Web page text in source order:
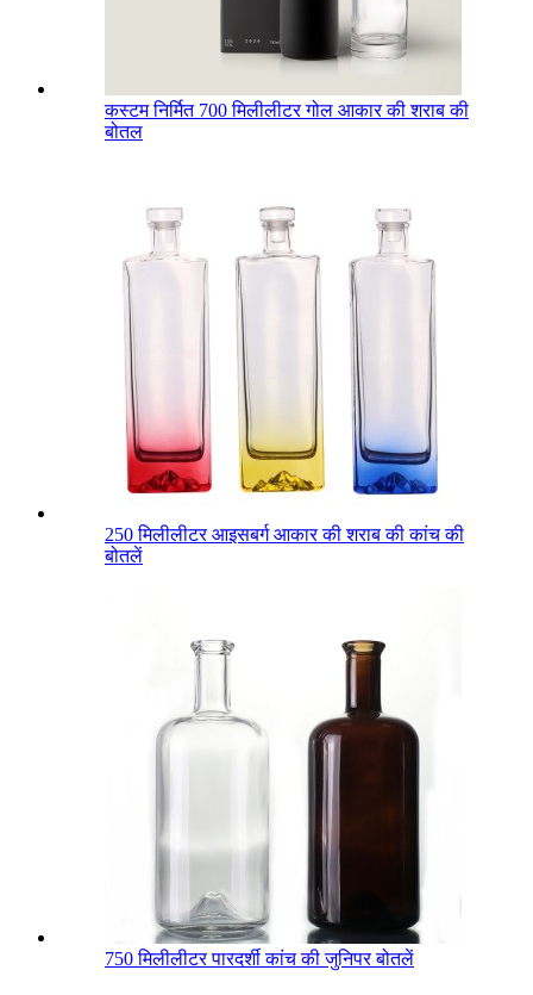
कस्टम निर्मित 700 मिलीलीटर गोल आकार की शराब की
बोतल
250 मिलीलीटर आइसबर्ग आकार की शराब की कांच की
बोतलें
750 मिलीलीटर पारदर्शी कांच की जुनिपर बोतलें